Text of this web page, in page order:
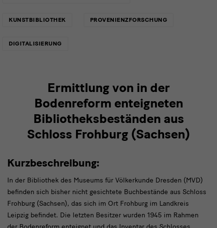
KUNSTBIBLIOTHEK PROVENIENZFORSCHUNG
DIGITALISIERUNG
Ermittlung von in der
Bodenreform enteigneten
Bibliotheksbeständen aus
Schloss Frohburg (Sachsen)
Kurzbeschreibung:
In der Bibliothek des Museums für Völkerkunde Dresden (MVD)
befinden sich bisher nicht gesichtete Buchbestände aus Schloss
Frohburg (Sachsen), das sich im Ort Frohburg im Landkreis
Leipzig befindet. Die letzten Besitzer wurden 1945 im Rahmen